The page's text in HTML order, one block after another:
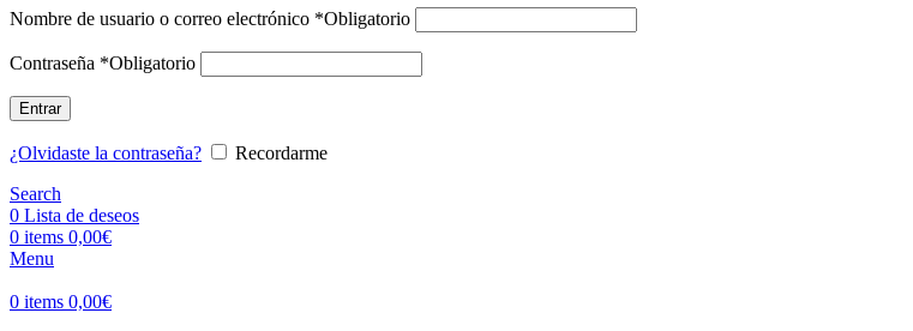
Nombre de usuario o correo electrónico *Obligatorio
Contraseña *Obligatorio
Entrar
¿Olvidaste la contraseña?
Recordarme
Search
0 Lista de deseos
0 items 0,00€
Menu
0 items 0,00€